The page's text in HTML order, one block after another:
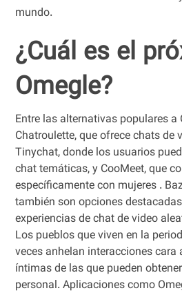
mundo.
¿Cuál es el
Omegle?
Entre las alternativas populares a
Chatroulette, que ofrece chats de
Tinychat, donde los usuarios
chat temáticas, y CooMeet, que
específicamente con mujeres .
también son opciones
experiencias de chat de video
Los pueblos que viven en la
veces anhelan interacciones cara
íntimas de las que pueden
personal. Aplicaciones como